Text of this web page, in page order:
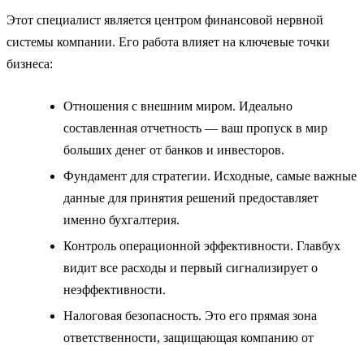
Этот специалист является центром финансовой нервной
системы компании. Его работа влияет на ключевые точки
бизнеса:
Отношения с внешним миром. Идеально
составленная отчетность — ваш пропуск в мир
больших денег от банков и инвесторов.
Фундамент для стратегии. Исходные, самые важные
данные для принятия решений предоставляет
именно бухгалтерия.
Контроль операционной эффективности. Главбух
видит все расходы и первый сигнализирует о
неэффективности.
Налоговая безопасность. Это его прямая зона
ответственности, защищающая компанию от